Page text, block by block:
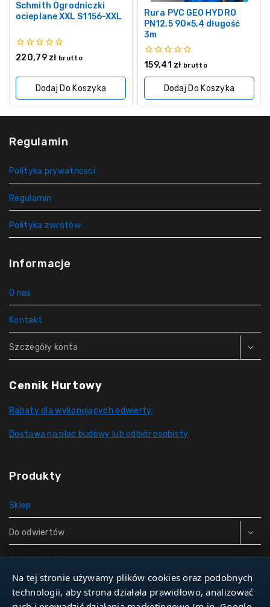
Schmith Ogrodniczki
ocieplane XXL S1156-XXL
0
220,79 zł brutto
Dodaj Do Koszyka
Rura PVC GEO HYDRO
PN12,5 90×5,4 długość
3m
0
5
159,41 zł brutto
Dodaj Do Koszyka
Regulamin
Polityka prywatności
Regulamin
Polityka zwrotów
Informacje
O nas
Kontakt
Szczegóły konta
Cennik Hurtowy
Rabaty dla wykonujących odwierty.
Dostawa na plac budowy lub odbiór osobisty
Produkty
Sklep
Do odwiertów
Rury do studni
Zbiorniki hydroforowe
Na tej stronie używamy plików cookies oraz podobnych
technologii, aby strona działała prawidłowo, analizować